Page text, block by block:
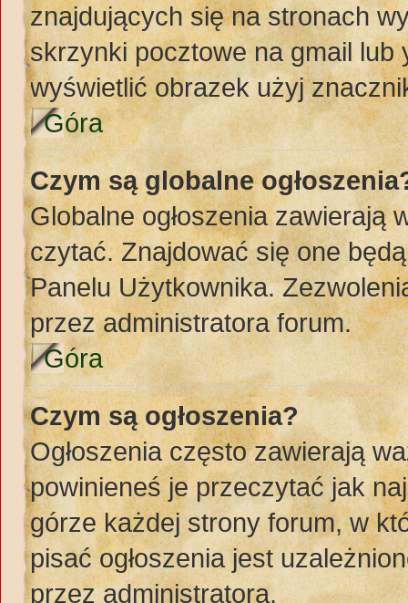
znajdujących się na stronach
skrzynki pocztowe na gmail lub
wyświetlić obrazek użyj
Góra
Czym są globalne
Globalne ogłoszenia zawierają
czytać. Znajdować się one
Panelu Użytkownika.
przez administratora forum.
Góra
Czym są ogłoszenia?
Ogłoszenia często zawierają
powinieneś je przeczytać jak
górze każdej strony forum, w
pisać ogłoszenia jest
przez administratora.